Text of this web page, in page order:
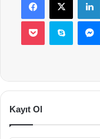
Pocket Skype
Kayıt Ol